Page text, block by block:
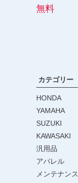
無料
カテゴリー
HONDA
YAMAHA
SUZUKI
KAWASAKI
汎用品
アパレル
メンテナンス